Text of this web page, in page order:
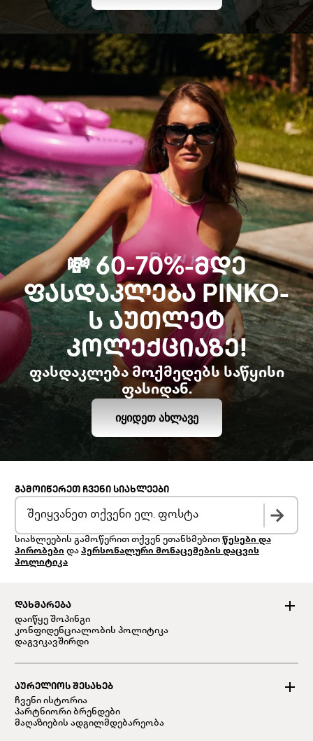
💸 60-70%-ᲛᲓᲔ
ᲤᲐᲡᲓᲐᲙᲚᲔᲑᲐ PINKO-
Ს ᲐᲣᲗᲚᲔᲢ
ᲙᲝᲚᲔᲥᲪᲘᲐᲖᲔ!
ფასდაკლება მოქმედებს საწყისი
ფასიდან.
ᲘᲧᲘᲓᲔᲗ ᲐᲮᲚᲐᲕᲔ
ᲓᲐᲮᲛᲐᲠᲔᲑᲐ
დაიწყე შოპინგი
კონფიდენციალობის პოლიტიკა
დაგვიკავშირდი
ᲐᲣᲠᲔᲚᲘᲝᲡ ᲨᲔᲡᲐᲮᲔᲑ
ჩვენი ისტორია
პარტნიორი ბრენდები
მაღაზიების ადგილმდებარეობა
ᲒᲐᲛᲝᲘᲬᲔᲠᲔᲗ ᲩᲕᲔᲜᲘ ᲡᲘᲐᲮᲚᲔᲔᲑᲘ
სიახლეების გამოწერით თქვენ ეთანხმებით წესები და
პირობები და პერსონალური მონაცემების დაცვის
პოლიტიკა